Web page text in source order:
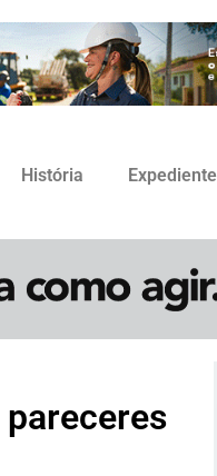
História Expediente